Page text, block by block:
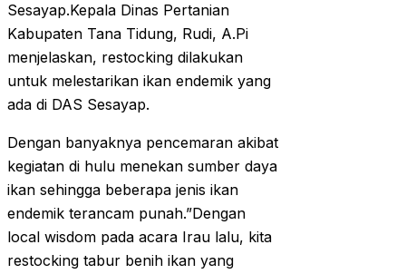
Sesayap.Kepala Dinas Pertanian
Kabupaten Tana Tidung, Rudi, A.Pi
menjelaskan, restocking dilakukan
untuk melestarikan ikan endemik yang
ada di DAS Sesayap.
Dengan banyaknya pencemaran akibat
kegiatan di hulu menekan sumber daya
ikan sehingga beberapa jenis ikan
endemik terancam punah.”Dengan
local wisdom pada acara Irau lalu, kita
restocking tabur benih ikan yang